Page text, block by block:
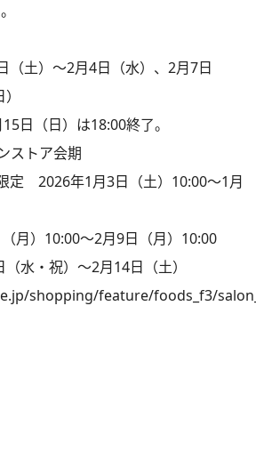
土）～2月4日（水）、2月7日
日（日）は18:00終了。
ストア会期
定 2026年1月3日（土）10:00～1月
月）10:00～2月9日（月）10:00
水・祝）～2月14日（土）
shopping/feature/foods_f3/